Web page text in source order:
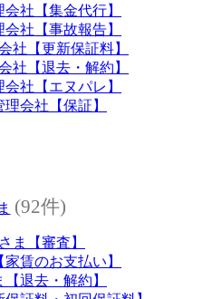
社【集金代行】
社【事故報告】
社【更新保証料】
社【退去・解約】
社【エヌパレ】
会社【保証】
(92件)
ま【審査】
賃のお支払い】
退去・解約】